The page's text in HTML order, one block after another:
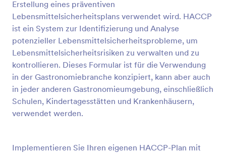
Erstellung eines präventiven
Lebensmittelsicherheitsplans verwendet wird. HACCP
ist ein System zur Identifizierung und Analyse
potenzieller Lebensmittelsicherheitsprobleme, um
Lebensmittelsicherheitsrisiken zu verwalten und zu
kontrollieren. Dieses Formular ist für die Verwendung
in der Gastronomiebranche konzipiert, kann aber auch
in jeder anderen Gastronomieumgebung, einschließlich
Schulen, Kindertagesstätten und Krankenhäusern,
verwendet werden.
Implementieren Sie Ihren eigenen HACCP-Plan mit
Vorschau